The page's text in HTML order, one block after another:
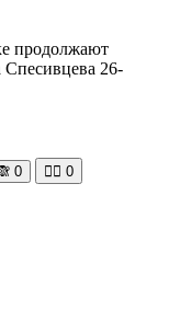
продолжают
Спесивцева 26-
0 🧘‍♀️ 0